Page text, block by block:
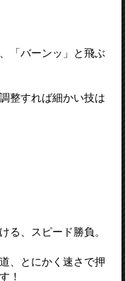
「バーンッ」と飛ぶ
整すれば細かい技は
る、スピード勝負。
、とにかく速さで押
！